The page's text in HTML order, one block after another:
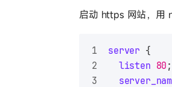
启动 https 网站，用
server {
listen 80 ;